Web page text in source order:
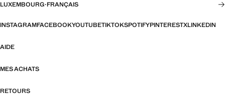
LUXEMBOURG·FRANÇAIS
INSTAGRAMFACEBOOKYOUTUBETIKTOKSPOTIFYPINTERESTXLINKEDIN
AIDE
MES ACHATS
RETOURS